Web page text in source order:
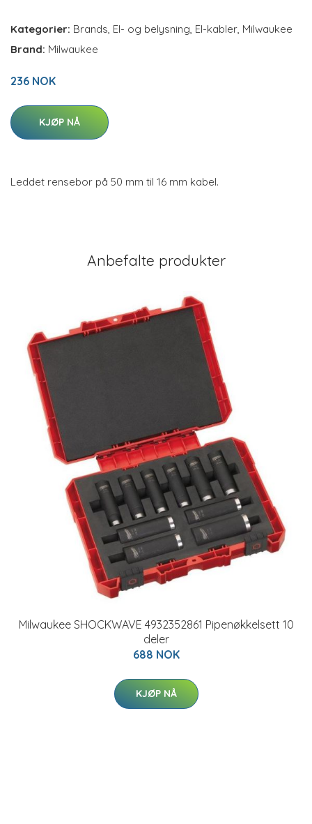
Kategorier: Brands, El- og belysning, El-kabler, Milwaukee
Brand: Milwaukee
236 NOK
KJØP NÅ
Leddet rensebor på 50 mm til 16 mm kabel.
Anbefalte produkter
Milwaukee SHOCKWAVE 4932352861 Pipenøkkelsett 10
deler
688 NOK
KJØP NÅ